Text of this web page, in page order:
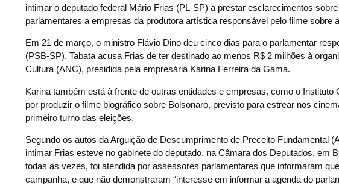
intimar o deputado federal Mário Frias (PL-SP) a prestar esclarecimentos
parlamentares a empresas da produtora artística responsável pelo filme
Em 21 de março, o ministro Flávio Dino deu cinco dias para o parlamentar
(PSB-SP). Tabata acusa Frias de ter destinado ao menos R$ 2 milhões à
Cultura (ANC), presidida pela empresária Karina Ferreira da Gama.
Karina também está à frente de outras entidades e empresas, como o
por produzir o filme biográfico sobre Bolsonaro, previsto para estrear nos
primeiro turno das eleições.
Segundo os autos da Arguição de Descumprimento de Preceito Fundamental
intimar Frias esteve no gabinete do deputado, na Câmara dos Deputados, em
todas as vezes, foi atendida por assessores parlamentares que informaram
campanha, e que não demonstraram “interesse em informar a agenda do